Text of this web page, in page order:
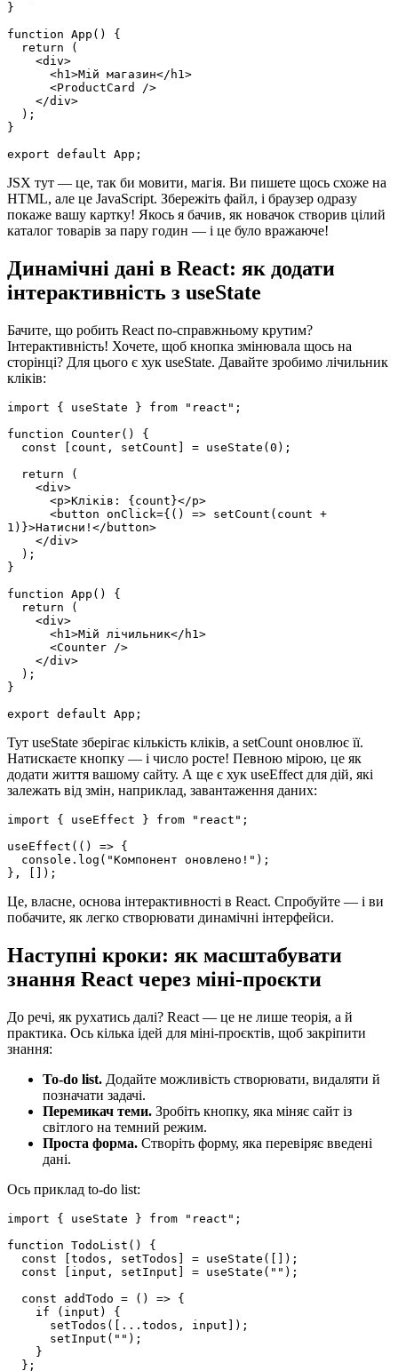
}
function App() {
}
export default App;
JSX тут — це, так би мовити, магія. Ви пишете щось схоже на
HTML, але це JavaScript. Збережіть файл, і браузер одразу
покаже вашу картку! Якось я бачив, як новачок створив цілий
каталог товарів за пару годин — і це було вражаюче!
Динамічні дані в React: як додати
інтерактивність з useState
Бачите, що робить React по-справжньому крутим?
Інтерактивність! Хочете, щоб кнопка змінювала щось на
сторінці? Для цього є хук useState. Давайте зробимо лічильник
кліків:
import { useState } from "react";
function Counter() {
1)}>Натисни!</button>
}
function App() {
}
export default App;
Тут useState зберігає кількість кліків, а setCount оновлює її.
Натискаєте кнопку — і число росте! Певною мірою, це як
додати життя вашому сайту. А ще є хук useEffect для дій, які
залежать від змін, наприклад, завантаження даних:
import { useEffect } from "react";
useEffect(() => {
}, []);
Це, власне, основа інтерактивності в React. Спробуйте — і ви
побачите, як легко створювати динамічні інтерфейси.
Наступні кроки: як масштабувати
знання React через міні-проєкти
До речі, як рухатись далі? React — це не лише теорія, а й
практика. Ось кілька ідей для міні-проєктів, щоб закріпити
знання:
To-do list. Додайте можливість створювати, видаляти й
позначати задачі.
Перемикач теми. Зробіть кнопку, яка міняє сайт із
світлого на темний режим.
Проста форма. Створіть форму, яка перевіряє введені
дані.
Ось приклад to-do list:
import { useState } from "react";
function TodoList() {